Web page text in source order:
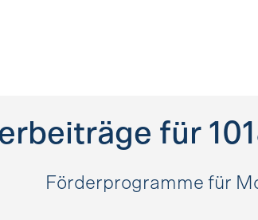
für
Förderprogramme für